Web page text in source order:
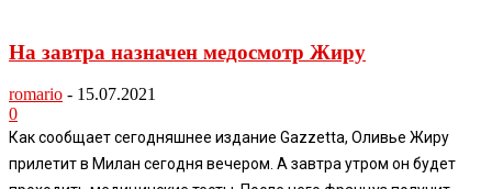
На завтра назначен медосмотр Жиру
romario - 15.07.2021
0
Как сообщает сегодняшнее издание Gazzetta, Оливье Жиру
прилетит в Милан сегодня вечером. А завтра утром он будет